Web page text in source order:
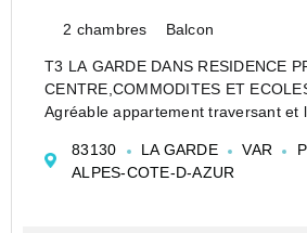
2 chambres Balcon
T3 LA GARDE DANS RESIDENCE
CENTRE,COMMODITES ET
Agréable appartement traversant et
comprend :
Un séjour ouvrant sur un agréable
83130 LA GARDE VAR
ALPES-COTE-D-AZUR